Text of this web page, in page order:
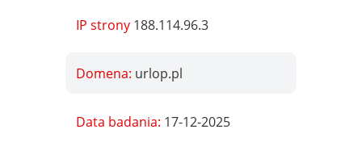
IP strony 188.114.96.3
Domena: urlop.pl
Data badania: 17-12-2025